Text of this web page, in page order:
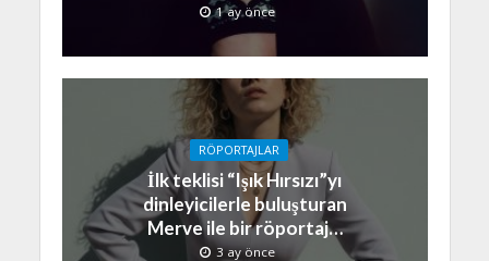
1 ay önce
RÖPORTAJLAR
İlk teklisi “Işık Hırsızı”yı
dinleyicilerle buluşturan
Merve ile bir röportaj…
3 ay önce